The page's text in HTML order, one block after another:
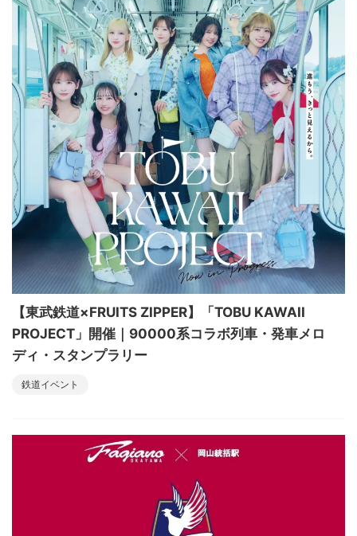
【東武鉄道×FRUITS ZIPPER】「TOBU KAWAII
PROJECT」開催｜90000系コラボ列車・発車メロ
ディ・スタンプラリー
鉄道イベント